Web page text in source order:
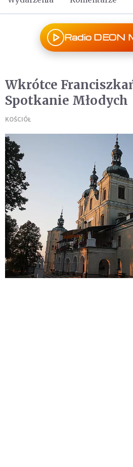
Radio DEON
Wkrótce
Spotkanie Młodych
KOŚCIÓŁ